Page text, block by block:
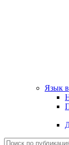
Язык